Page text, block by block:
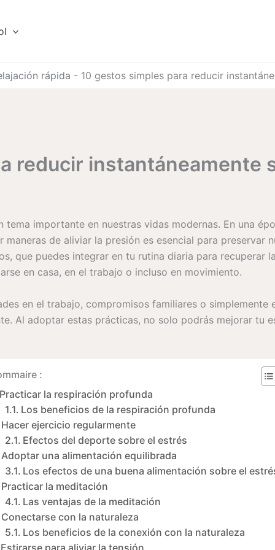
rápida - 10 gestos simples para reducir
reducir instantáneamente
importante en nuestras vidas modernas. En una
de aliviar la presión es esencial para preservar
que puedes integrar en tu rutina diaria para recuperar
en casa, en el trabajo o incluso en movimiento.
en el trabajo, compromisos familiares o
Al adoptar estas prácticas, no solo podrás mejorar tu
:
la respiración profunda
Los beneficios de la respiración profunda
Hacer ejercicio regularmente
Efectos del deporte sobre el estrés
Adoptar una alimentación equilibrada
Los efectos de una buena alimentación sobre el
Practicar la meditación
Las ventajas de la meditación
Conectarse con la naturaleza
Los beneficios de la conexión con la naturaleza